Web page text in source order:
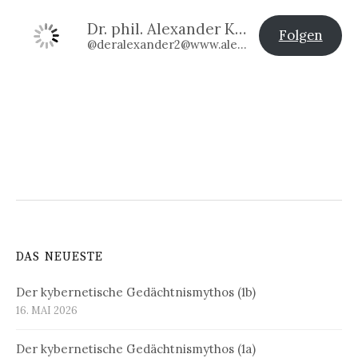
Dr. phil. Alexander Klier
@deralexander2@www.alexander-klier.net
Folgen
DAS NEUESTE
Der kybernetische Gedächtnismythos (1b)
16. MAI 2026
Der kybernetische Gedächtnismythos (1a)